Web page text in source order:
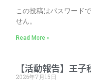
この投稿はパスワード
せん。
Read More »
【活動報告】王
2026年7月15日